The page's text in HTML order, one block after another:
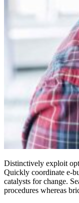
Distinctively exploit
Quickly coordinate e-
catalysts for change.
procedures whereas